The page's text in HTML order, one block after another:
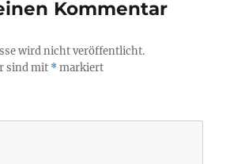
Kommentar
wird nicht veröffentlicht.
sind mit *markiert